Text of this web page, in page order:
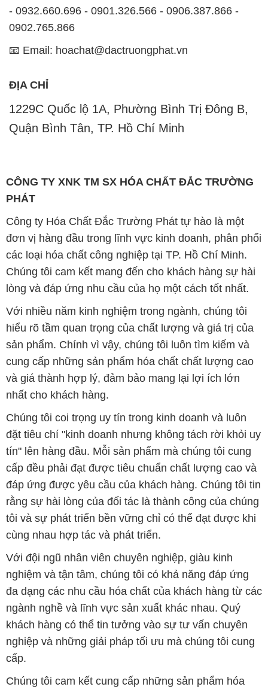
đơn vị hàng đầu trong lĩnh vực kinh doanh, phân phối
các loại hóa chất công nghiệp tại TP. Hồ Chí Minh.
Chúng tôi cam kết mang đến cho khách hàng sự hài
Với nhiều năm kinh nghiệm trong ngành, chúng tôi
hiểu rõ tầm quan trọng của chất lượng và giá trị của
sản phẩm. Chính vì vậy, chúng tôi luôn tìm kiếm và
nhất cho khách hàng.
Chúng tôi coi trọng uy tín trong kinh doanh và luôn
đặt tiêu chí "kinh doanh nhưng không tách rời khỏi uy
tín" lên hàng đầu. Mỗi sản phẩm mà chúng tôi cung
cấp đều phải đạt được tiêu chuẩn chất lượng cao và
đáp ứng được yêu cầu của khách hàng. Chúng tôi tin
rằng sự hài lòng của đối tác là thành công của chúng
tôi và sự phát triển bền vững chỉ có thể đạt được khi
cùng nhau hợp tác và phát triển.
Với đội ngũ nhân viên chuyên nghiệp, giàu kinh
nghiệm và tận tâm, chúng tôi có khả năng đáp ứng
đa dạng các nhu cầu hóa chất của khách hàng từ các
ngành nghề và lĩnh vực sản xuất khác nhau. Quý
khách hàng có thể tin tưởng vào sự tư vấn chuyên
nghiệp và những giải pháp tối ưu mà chúng tôi cung
cấp.
Chúng tôi cam kết cung cấp những sản phẩm hóa
chất đảm bảo chất lượng và giá thành tốt nhất trên
thị trường. Sự hài lòng của khách hàng là động lực
để chúng tôi không ngừng nâng cao chất lượng dịch
vụ và mở rộng danh mục sản phẩm để đáp ứng mọi
yêu cầu của khách hàng.
Để biết thêm thông tin chi tiết và được tư vấn, quý
khách hàng có thể truy cập vào trang web của chúng
tôi tại địa chỉ
hoachatxulynuoc.com
Bản quyền © 2016 hoachatxulynuoc.com
CÔNG TY XNK TM SX HÓA CHẤT ĐẮC TRƯỜNG PHÁT